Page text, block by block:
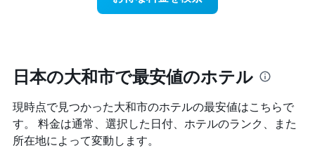
の
客
の
均
料
日本の大和市で最安値のホテル
現時点で見つかった大和市のホテルの最安値はこちらで
す。 料金は通常、選択した日付、ホテルのランク、また
所在地によって変動します。